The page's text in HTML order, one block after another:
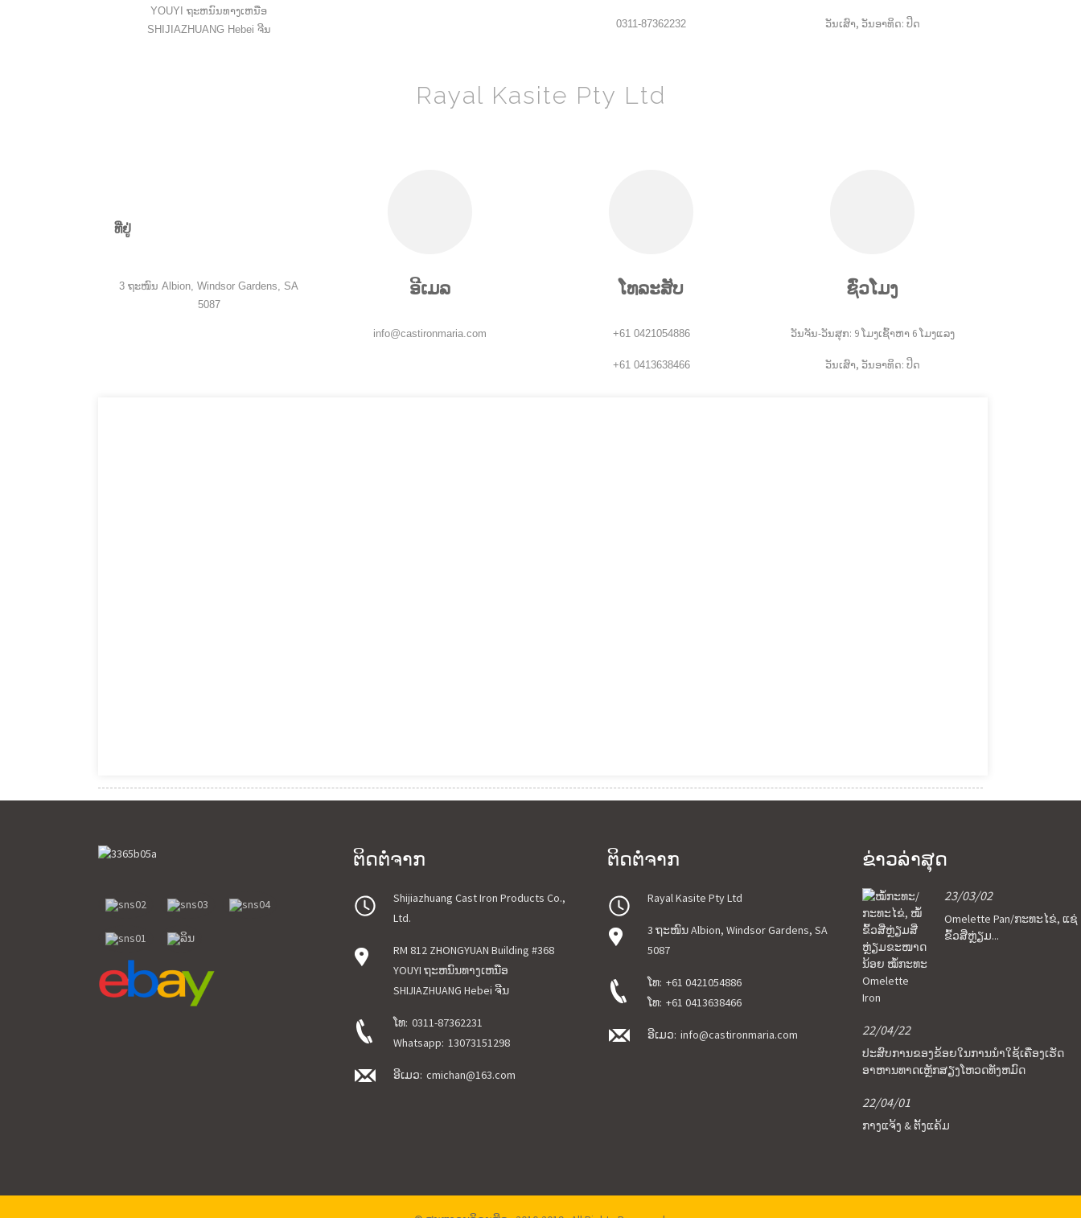
YOUYI ຖະ​ຫນົນ​ທາງ​ເຫນືອ
SHIJIAZHUANG Hebei ຈີນ
0311-87362232 ວັນເສົາ, ວັນອາທິດ: ປິດ
Rayal Kasite Pty Ltd
ທີ່ຢູ່
3 ຖະໜົນ Albion, Windsor Gardens, SA
5087
ອີເມລ
info@castironmaria.com
ໂທລະສັບ
+61 0421054886
+61 0413638466
ຊົ່ວໂມງ
ວັນຈັນ-ວັນສຸກ: 9 ໂມງເຊົ້າຫາ 6 ໂມງແລງ
ວັນເສົາ, ວັນອາທິດ: ປິດ
ຕິດຕໍ່ຈາກ
Shijiazhuang Cast Iron Products Co.,
Ltd.
RM 812 ZHONGYUAN Building #368
YOUYI ຖະ​ຫນົນ​ທາງ​ເຫນືອ
SHIJIAZHUANG Hebei ຈີນ
ໂທ: 0311-87362231
Whatsapp: 13073151298
ອີເມວ: cmichan@163.com
ຕິດຕໍ່ຈາກ
Rayal Kasite Pty Ltd
3 ຖະໜົນ Albion, Windsor Gardens, SA
5087
ໂທ: +61 0421054886
ໂທ: +61 0413638466
ອີເມວ: info@castironmaria.com
ຂ່າວລ່າສຸດ
23/03/02
Omelette Pan/ກະທະໄຂ່, ແຊ່
ຂົ້ວສີ່ຫຼ່ຽມ...
22/04/22
ປະສົບການຂອງຂ້ອຍໃນການນໍາໃຊ້ເຄື່ອງເຮັດ
ອາຫານທາດເຫຼັກສຽງໂຫວດທັງຫມົດ
22/04/01
ກາງແຈ້ງ & ຕັ້ງແຄ້ມ